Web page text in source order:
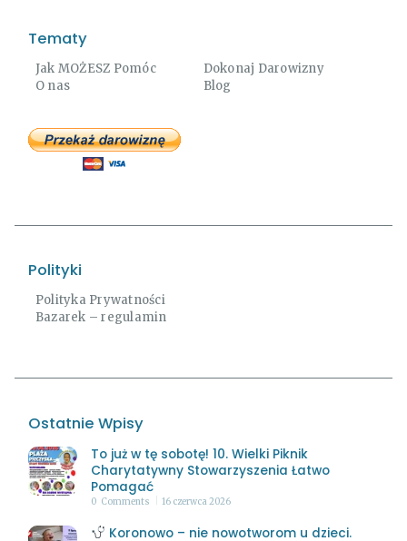
Tematy
Jak MOŻESZ Pomóc
Dokonaj Darowizny
O nas
Blog
Polityki
Polityka Prywatności
Bazarek – regulamin
Ostatnie Wpisy
To już w tę sobotę! 10. Wielki Piknik
Charytatywny Stowarzyszenia Łatwo
Pomagać
0 Comments 16 czerwca 2026
Koronowo – nie nowotworom u dzieci.